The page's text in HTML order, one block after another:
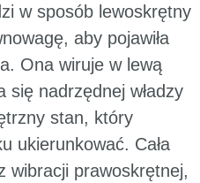
w sposób lewoskrętny
aby pojawiła
Ona wiruje w lewą
nadrzędnej władzy
stan, który
ukierunkować. Cała
wibracji prawoskrętnej,